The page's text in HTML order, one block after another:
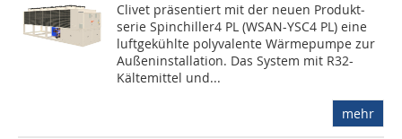
Clivet präsentiert mit der neuen Produkt­
serie Spinchiller4 PL (WSAN-YSC4 PL) eine
luftgekühlte polyvalente Wärmepumpe zur
Außeninstallation. Das System mit R32-
Kältemittel und...
mehr